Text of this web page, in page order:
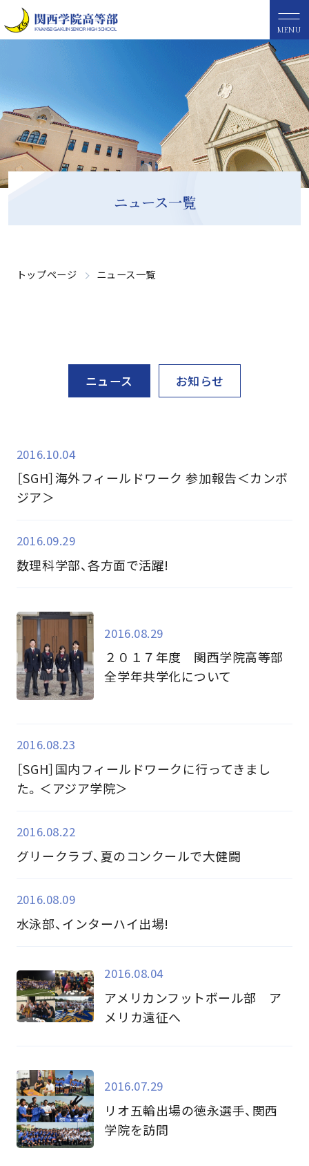
MENU
ニュース一覧
トップページ ニュース一覧
ニュース お知らせ
2016.10.04
［SGH］海外フィールドワーク 参加報告＜カンボ
ジア＞
2016.09.29
数理科学部、各方面で活躍!
2016.08.29
２０１７年度 関西学院高等部
全学年共学化について
2016.08.23
［SGH］国内フィールドワークに行ってきまし
た。＜アジア学院＞
2016.08.22
グリークラブ、夏のコンクールで大健闘
2016.08.09
水泳部、インターハイ出場!
2016.08.04
アメリカンフットボール部 ア
メリカ遠征へ
2016.07.29
リオ五輪出場の徳永選手、関西
学院を訪問